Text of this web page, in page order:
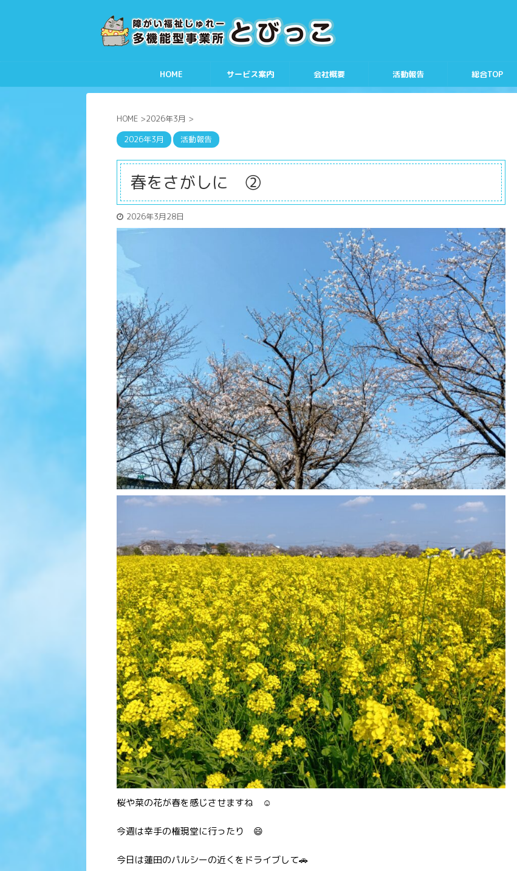
HOME サービス案内 会社概要 活動報告 総合TOP
HOME >2026年3月 >
2026年3月
活動報告
春をさがしに ②
2026年3月28日
桜や菜の花が春を感じさせますね ☺️
今週は幸手の権現堂に行ったり 😄
今日は蓮田のパルシーの近くをドライブして🚗